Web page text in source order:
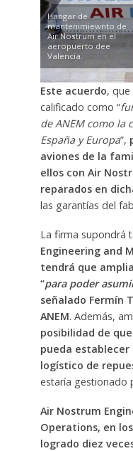
Hangar de
mantenimiewnto de
Air Nostrum en el
aeropuerto dee
Valencia.
Este acuerdo,
calificado como “
de ANEM como la
España y Europa”,
aviones de la
ellos con Air
reparados en
las garantías del
La firma supondrá
Engineering and
tendrá que
“para poder
señalado Fermín
ANEM. Además,
posibilidad de
pueda establecer
logístico de
estaría gestionado
Air Nostrum
Operations, en
logrado diez